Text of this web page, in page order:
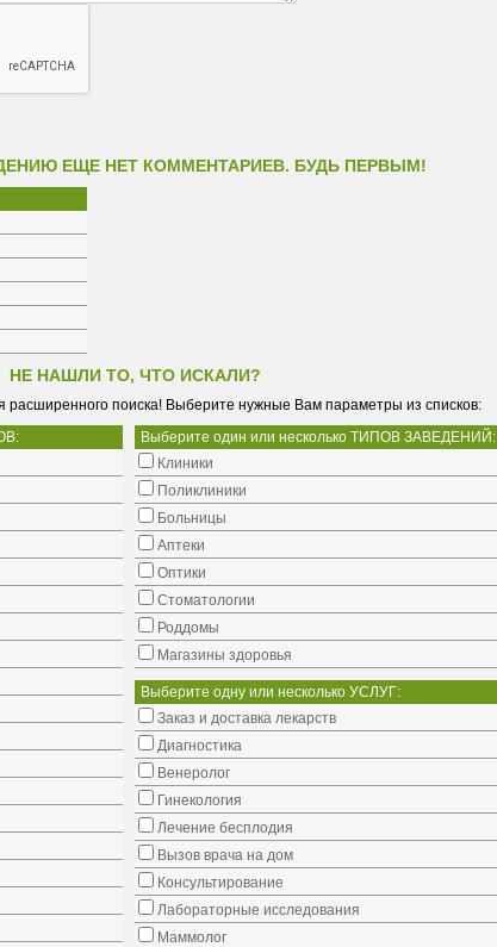
ЕЩЕ НЕТ КОММЕНТАРИЕВ. БУДЬ ПЕРВЫМ!
НЕ НАШЛИ ТО, ЧТО ИСКАЛИ?
расширенного поиска! Выберите нужные Вам параметры из списков:
Выберите один или несколько ТИПОВ ЗАВЕДЕНИЙ:
Клиники
Поликлиники
Больницы
Аптеки
Оптики
Стоматологии
Роддомы
Магазины здоровья
Выберите одну или несколько УСЛУГ:
Заказ и доставка лекарств
Диагностика
Венеролог
Гинекология
Лечение бесплодия
Вызов врача на дом
Консультирование
Лабораторные исследования
Маммолог